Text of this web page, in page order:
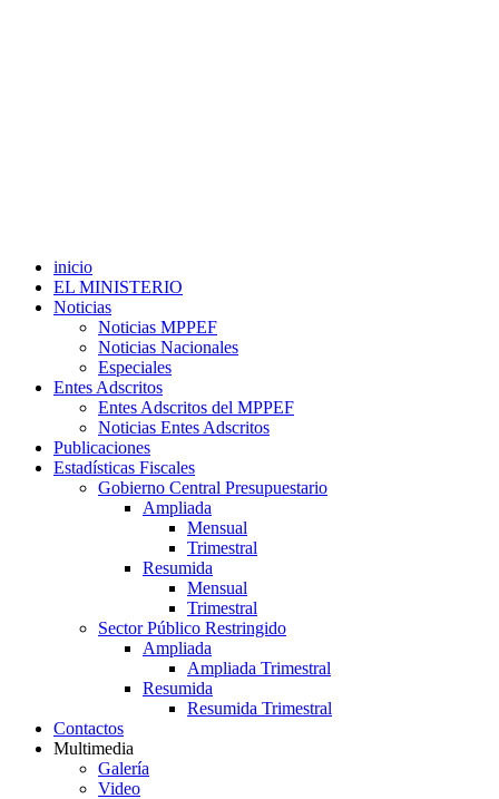
inicio
EL MINISTERIO
Noticias
Noticias MPPEF
Noticias Nacionales
Especiales
Entes Adscritos
Entes Adscritos del MPPEF
Noticias Entes Adscritos
Publicaciones
Estadísticas Fiscales
Gobierno Central Presupuestario
Ampliada
Mensual
Trimestral
Resumida
Mensual
Trimestral
Sector Público Restringido
Ampliada
Ampliada Trimestral
Resumida
Resumida Trimestral
Contactos
Multimedia
Galería
Video